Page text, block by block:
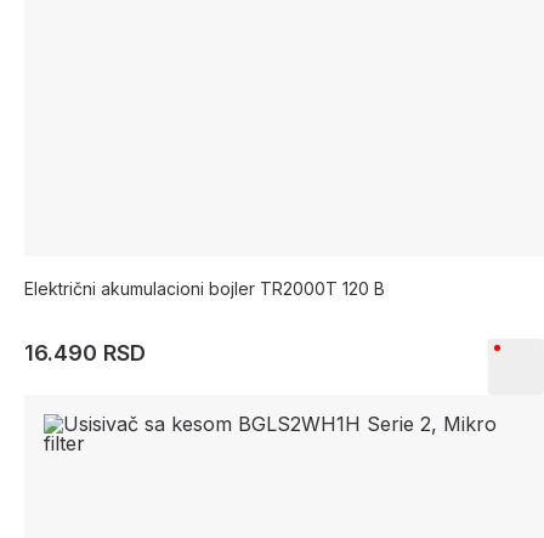
Električni akumulacioni bojler TR2000T 120 B
16.490 RSD